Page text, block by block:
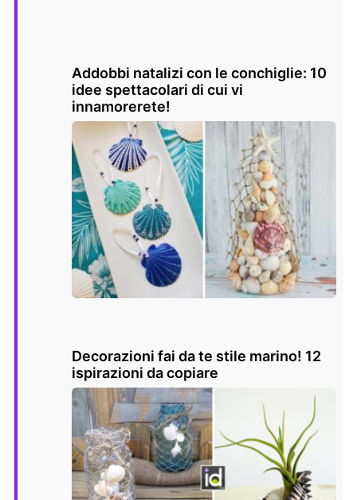
Addobbi natalizi con le conchiglie: 10
idee spettacolari di cui vi
innamorerete!
Decorazioni fai da te stile marino! 12
ispirazioni da copiare